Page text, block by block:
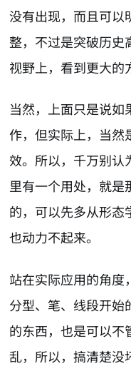
没有出现，而且可以
整，不过是突破历史
视野上，看到更大的
当然，上面只是说
作，但实际上，当然
效。所以，千万别认
里有一个用处，就
的，可以先多从形态
也动力不起来。
站在实际应用的角度
分型、笔、线段开始
的东西，也是可以不
乱，所以，搞清楚没